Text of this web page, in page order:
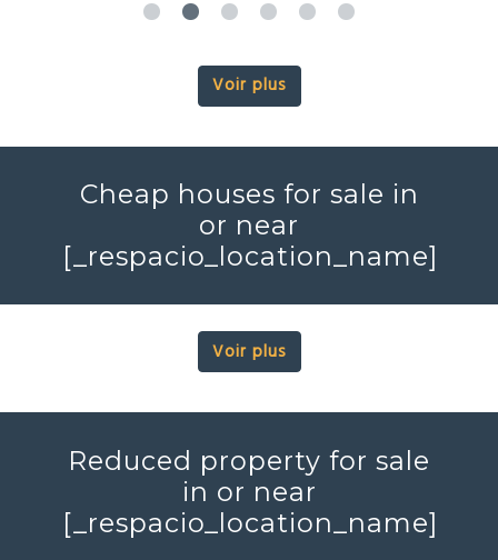
Voir plus
Cheap houses for sale in
or near
[_respacio_location_name]
Voir plus
Reduced property for sale
in or near
[_respacio_location_name]